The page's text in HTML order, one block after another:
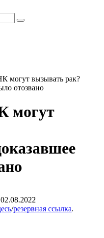
могут вызывать рак?
отозвано
могут
02.08.2022
/резервная ссылка.